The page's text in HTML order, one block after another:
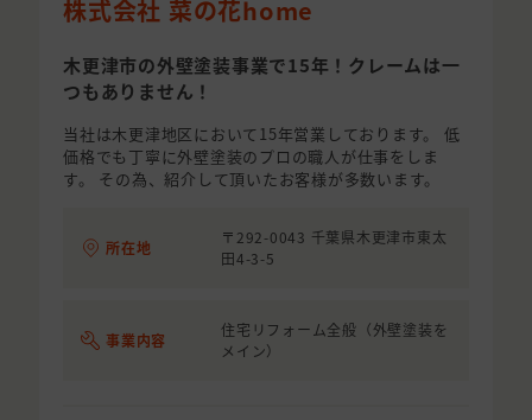
株式会社 菜の花home
木更津市の外壁塗装事業で15年！クレームは一
つもありません！
当社は木更津地区において15年営業しております。 低
価格でも丁寧に外壁塗装のプロの職人が仕事をしま
す。 その為、紹介して頂いたお客様が多数います。
所在地
〒292-0043 千葉県木更津市東太
田4-3-5
事業内容
住宅リフォーム全般（外壁塗装を
メイン）